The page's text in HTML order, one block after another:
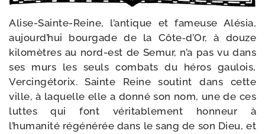
Alise-​Sainte-​Reine, l’antique et fameuse Alésia,
aujourd’hui bour­gade de la Côte‑d’Or, à douze
kilo­mètres au nord-​est de Semur, n’a pas vu dans
ses murs les seuls com­bats du héros gau­lois,
Vercingétorix. Sainte Reine sou­tint dans cette
ville, à laquelle elle a don­né son nom, une de ces
luttes qui font vérita­blement hon­neur à
l’humanité régé­né­rée dans le sang de son Dieu, et